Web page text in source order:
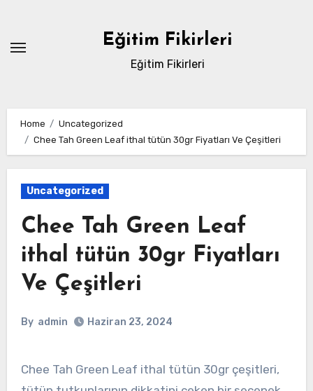
content
Eğitim Fikirleri
Eğitim Fikirleri
Home
Uncategorized
Chee Tah Green Leaf ithal tütün 30gr Fiyatları Ve Çeşitleri
Uncategorized
Chee Tah Green Leaf
ithal tütün 30gr Fiyatları
Ve Çeşitleri
By admin Haziran 23, 2024
Chee Tah Green Leaf ithal tütün 30gr çeşitleri,